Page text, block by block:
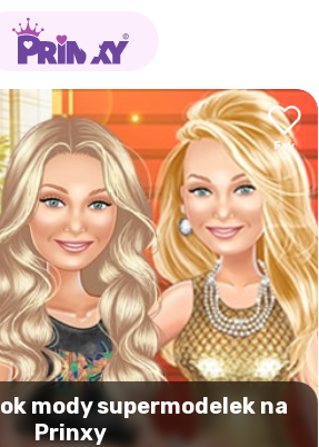
mody supermodelek na
Prinxy